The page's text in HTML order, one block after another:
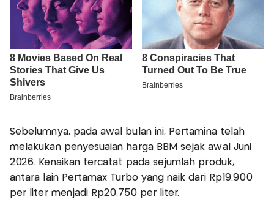
Sebelumnya, pada awal bulan ini, Pertamina telah
melakukan penyesuaian harga BBM sejak awal Juni
2026. Kenaikan tercatat pada sejumlah produk,
antara lain Pertamax Turbo yang naik dari Rp19.900
per liter menjadi Rp20.750 per liter.